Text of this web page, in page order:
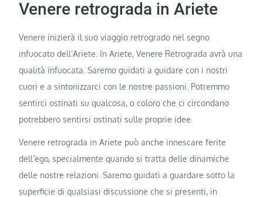
Venere retrograda in Ariete
Venere inizierà il suo viaggio retrogrado nel segno
infuocato dell’Ariete. In Ariete, Venere Retrograda avrà una
qualità infuocata. Saremo guidati a guidare con i nostri
cuori e a sintonizzarci con le nostre passioni. Potremmo
sentirci ostinati su qualcosa, o coloro che ci circondano
potrebbero sentirsi ostinati sulle proprie idee.
Venere retrograda in Ariete può anche innescare ferite
dell’ego, specialmente quando si tratta delle dinamiche
delle nostre relazioni. Saremo guidati a guardare sotto la
superficie di qualsiasi discussione che si presenti, in